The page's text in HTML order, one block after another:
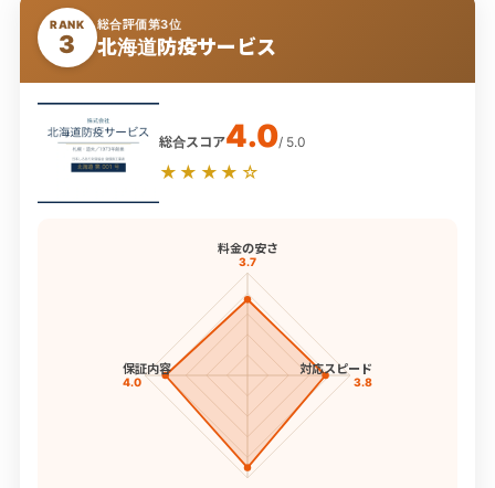
RANK
3
総合評価第3位
北海道防疫サービス
総合スコア4.0/ 5.0
★★★★☆
料金の安さ
3.7
対応スピード
3.8
保証内容
4.0